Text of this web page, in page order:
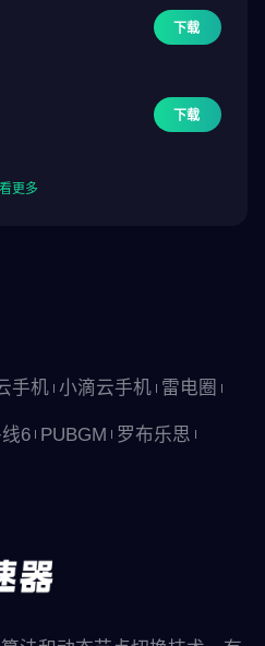
下载
下载
更多
手机 小滴云手机 雷电圈
6 PUBGM 罗布乐思